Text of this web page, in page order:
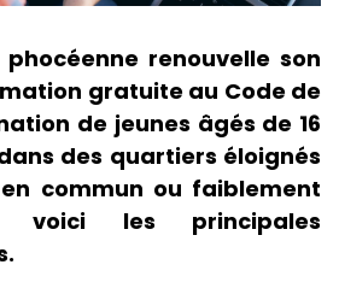
renouvelle son
gratuite au Code de
de jeunes âgés de 16
des quartiers éloignés
commun ou faiblement
voici les principales